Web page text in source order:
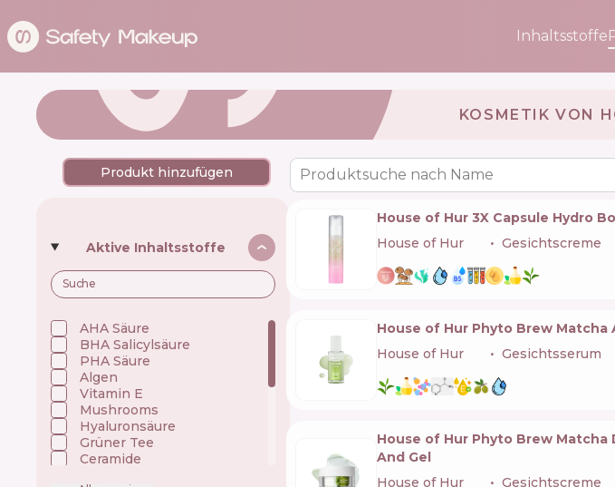
Inhaltsstoffe
KOSMETIK VON
Produkt hinzufügen
Aktive Inhaltsstoffe
AHA Säure
BHA Salicylsäure
PHA Säure
Algen
Vitamin E
Mushrooms
Hyaluronsäure
Grüner Tee
Ceramide
Produktsuche nach Name
House of Hur 3X Capsule Hydro
House of Hur
Gesichtscreme
House of Hur Phyto Brew Matcha
House of Hur
Gesichtsserum
House of Hur Phyto Brew Matcha
And Gel
House of Hur
Gesichtscreme